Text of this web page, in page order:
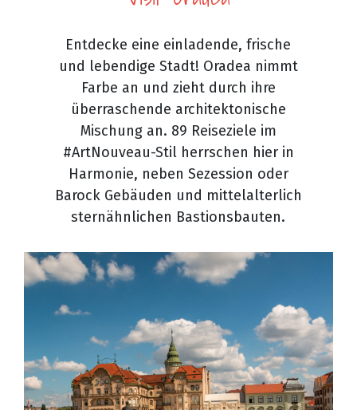
Entdecke eine einladende, frische
und lebendige Stadt! Oradea nimmt
Farbe an und zieht durch ihre
überraschende architektonische
Mischung an. 89 Reiseziele im
#ArtNouveau-Stil herrschen hier in
Harmonie, neben Sezession oder
Barock Gebäuden und mittelalterlich
sternähnlichen Bastionsbauten.